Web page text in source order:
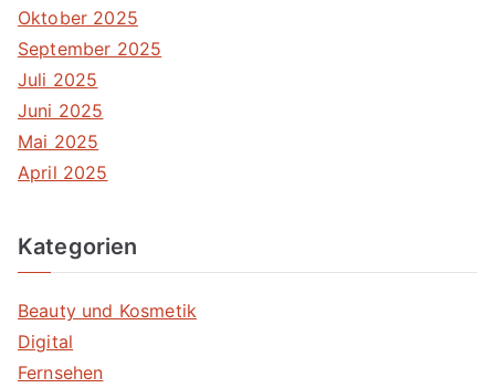
Oktober 2025
September 2025
Juli 2025
Juni 2025
Mai 2025
April 2025
Kategorien
Beauty und Kosmetik
Digital
Fernsehen